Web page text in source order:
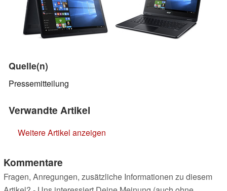
Quelle(n)
Pressemitteilung
Verwandte Artikel
Weitere Artikel anzeigen
Kommentare
Fragen, Anregungen, zusätzliche Informationen zu diesem